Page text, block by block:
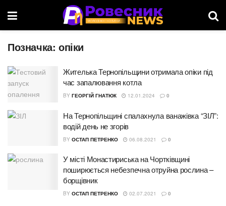
Позначка: опіки
Жителька Тернопільщини отримала опіки під
час запалювання котла
BY ГЕОРГІЙ ГНАТЮК 12.01.2024 0
На Тернопільщині спалахнула ванажівка “ЗІЛ”:
водій день не згорів
BY ОСТАП ПЕТРЕНКО 06.08.2021 0
У місті Монастириська на Чортківщині
поширюється небезпечна отруйна рослина –
борщівник
BY ОСТАП ПЕТРЕНКО 02.07.2021 0